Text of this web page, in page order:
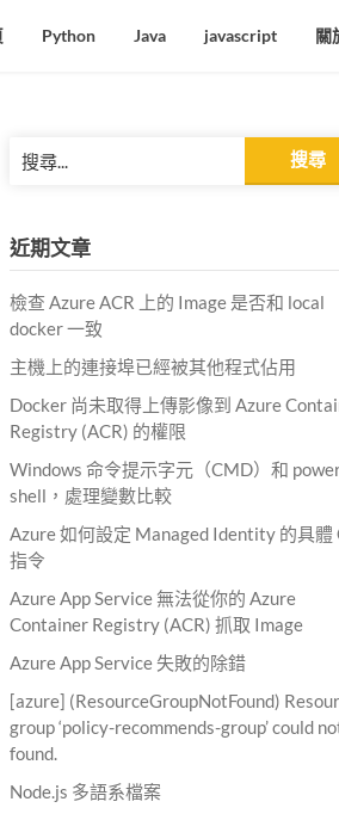
Python Java javascript 關
搜
尋
字:
近期文章
檢查 Azure ACR 上的 Image 是否和 local
docker 一致
主機上的連接埠已經被其他程式佔用
Docker 尚未取得上傳影像到 Azure
Registry (ACR) 的權限
Windows 命令提示字元（CMD）和
shell，處理變數比較
Azure 如何設定 Managed Identity 的具體
指令
Azure App Service 無法從你的 Azure
Container Registry (ACR) 抓取 Image
Azure App Service 失敗的除錯
[azure] (ResourceGroupNotFound)
group ‘policy-recommends-group’ could
found.
Node.js 多語系檔案